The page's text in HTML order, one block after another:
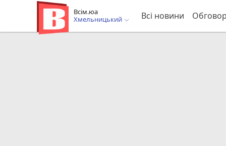
Всім.юа
Хмельницький
Всі новини